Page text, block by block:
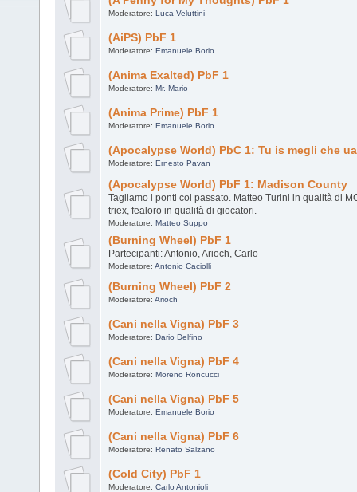
Moderatore: Luca Veluttini
(AiPS) PbF 1
Moderatore: Emanuele Borio
(Anima Exalted) PbF 1
Moderatore: Mr. Mario
(Anima Prime) PbF 1
Moderatore: Emanuele Borio
(Apocalypse World) PbC 1: Tu is megli che
Moderatore: Ernesto Pavan
(Apocalypse World) PbF 1: Madison County
Tagliamo i ponti col passato. Matteo Turini in qualità di
triex, fealoro in qualità di giocatori.
Moderatore: Matteo Suppo
(Burning Wheel) PbF 1
Partecipanti: Antonio, Arioch, Carlo
Moderatore: Antonio Caciolli
(Burning Wheel) PbF 2
Moderatore: Arioch
(Cani nella Vigna) PbF 3
Moderatore: Dario Delfino
(Cani nella Vigna) PbF 4
Moderatore: Moreno Roncucci
(Cani nella Vigna) PbF 5
Moderatore: Emanuele Borio
(Cani nella Vigna) PbF 6
Moderatore: Renato Salzano
(Cold City) PbF 1
Moderatore: Carlo Antonioli